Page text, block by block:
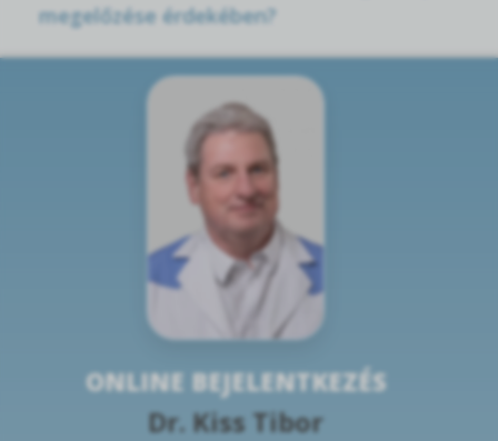
megelőzése érdekében?
ONLINE BEJELENTKEZÉS
Dr. Kiss Tibor